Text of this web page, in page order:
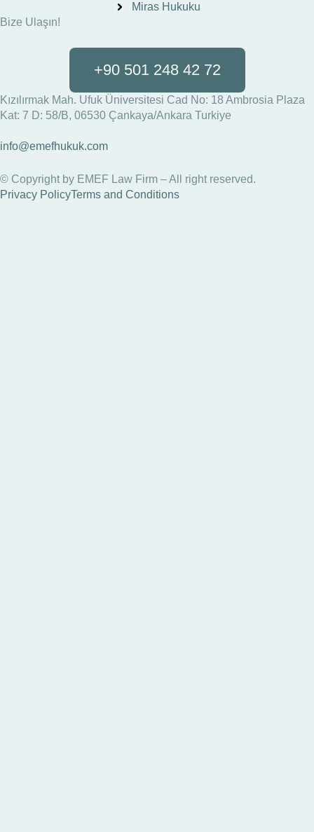
Miras Hukuku
Bize Ulaşın!
+90 501 248 42 72
Kızılırmak Mah. Ufuk Üniversitesi Cad No: 18 Ambrosia Plaza
Kat: 7 D: 58/B, 06530 Çankaya/Ankara Turkiye
info@emefhukuk.com
© Copyright by EMEF Law Firm – All right reserved.
Privacy PolicyTerms and Conditions